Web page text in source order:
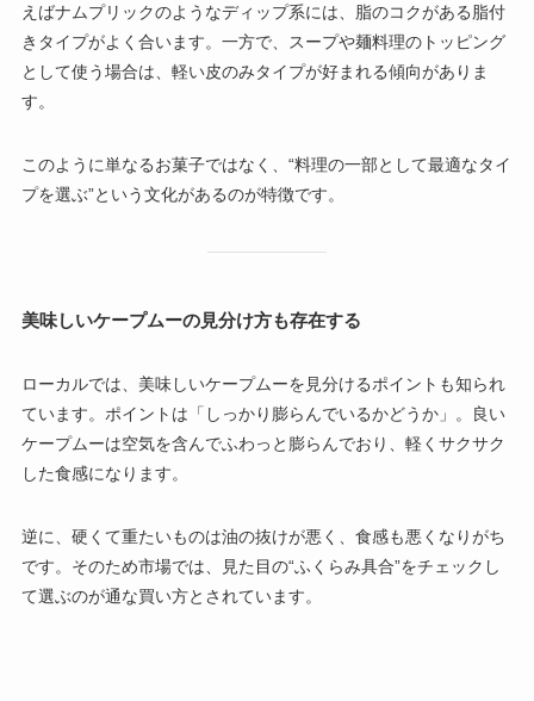
えばナムプリックのようなディップ系には、脂のコクがある脂付
きタイプがよく合います。一方で、スープや麺料理のトッピング
として使う場合は、軽い皮のみタイプが好まれる傾向がありま
す。
このように単なるお菓子ではなく、“料理の一部として最適なタイ
プを選ぶ”という文化があるのが特徴です。
美味しいケープムーの見分け方も存在する
ローカルでは、美味しいケープムーを見分けるポイントも知られ
ています。ポイントは「しっかり膨らんでいるかどうか」。良い
ケープムーは空気を含んでふわっと膨らんでおり、軽くサクサク
した食感になります。
逆に、硬くて重たいものは油の抜けが悪く、食感も悪くなりがち
です。そのため市場では、見た目の“ふくらみ具合”をチェックし
て選ぶのが通な買い方とされています。